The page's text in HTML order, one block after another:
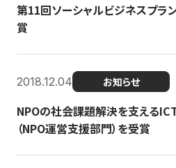
第11回ソーシャルビジネスプラ
賞
2018.12.04 お知らせ
NPOの社会課題解決を支える
（NPO運営支援部門）を受賞